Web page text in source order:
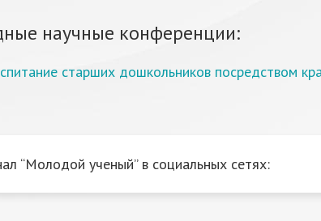
научные конференции:
старших дошкольников посредством
“Молодой ученый” в социальных сетях: